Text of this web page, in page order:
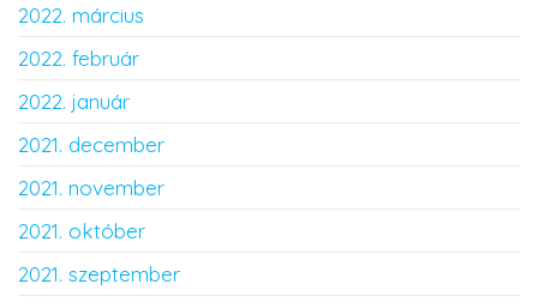
2022. március
2022. február
2022. január
2021. december
2021. november
2021. október
2021. szeptember